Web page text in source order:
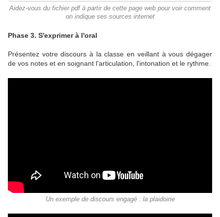
Aidez-vous du fichier pdf à partir de cette page web pour voir comment
on indique ses sources internet
Phase 3. S'exprimer à l'oral
Présentez votre discours à la classe en veillant à vous dégager
de vos notes et en soignant l'articulation, l'intonation et le rythme.
Un exemple de discours engagé : la plaidoirie